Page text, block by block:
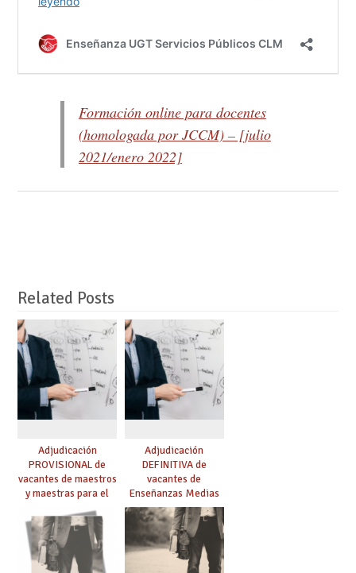
Formación online para docentes
(homologada por JCCM) – [julio
2021/enero 2022]
Related Posts
Adjudicación
PROVISIONAL de
vacantes de maestros
y maestras para el
curso 26-27
Adjudicación
DEFINITIVA de
vacantes de
Enseñanzas Medias
para el curso 26-27